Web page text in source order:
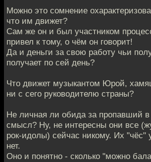
Можно это сомнение
что им движет?
Сам же он и был участником
привел к тому, о чём он говорит!
Да и деньги за свою работу чьи
получает по сей день?
Что движет музыкантом Юрой,
ни с сего руководителю страны?
Не личная ли обида за пропавший в
смысл? Ну, не интересны они все
рок-идолы) сейчас никому. Их "чёс"
нет.
Оно и понятно - сколько "можно